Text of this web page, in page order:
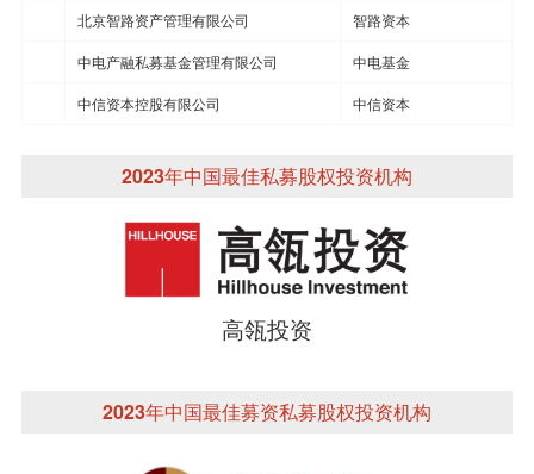
北京智路资产管理有限公司 智路资本
中电产融私募基金管理有限公司 中电基金
中信资本控股有限公司 中信资本
2023年中国最佳私募股权投资机构
高瓴投资
2023年中国最佳募资私募股权投资机构